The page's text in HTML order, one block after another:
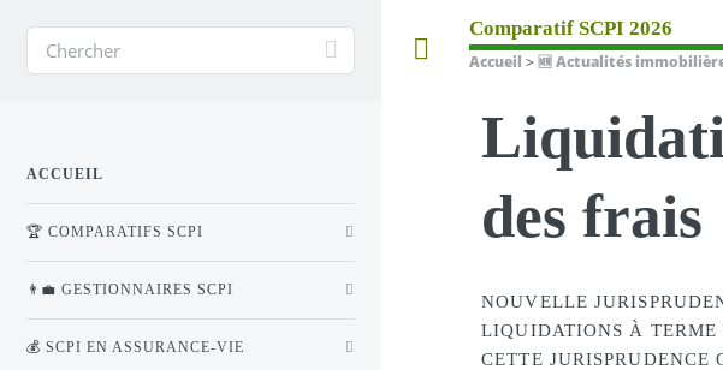
Comparatif SCPI 2026
Accueil > 🆕 Actualités
des frais
NOUVELLE
LIQUIDATIONS À TERME
CETTE
ACCUEIL
🏆 COMPARATIFS SCPI
👨‍💼 GESTIONNAIRES SCPI
💰 SCPI EN ASSURANCE-VIE
Toggle